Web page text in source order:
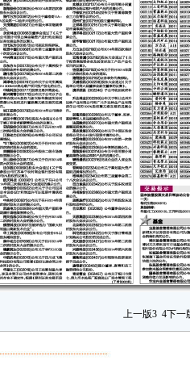
上一版3 4下一
费率
影响
端制
通知
信申
证券
转换
货币